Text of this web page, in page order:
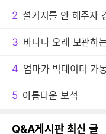
2
3 바나나 오래 보관하
4 엄마가 빅데이터 가
5 아름다운 보석
Q&A게시판 최신 글